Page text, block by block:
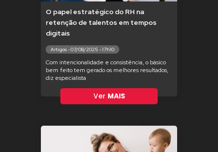
O papel estratégico do RH na
retenção de talentos em tempos
digitais
Artigos - 07/08/2025 - 17h10
Com intencionalidade e consistência, o básico
bem feito tem gerado os melhores resultados,
diz especialista
Ver MAIS